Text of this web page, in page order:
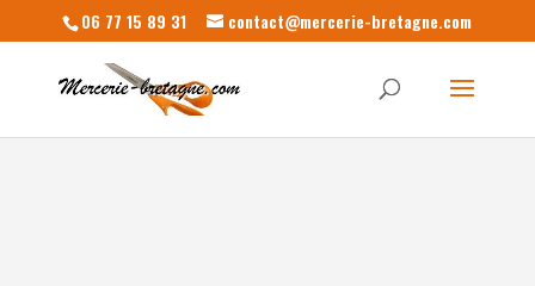
06 77 15 89 31 contact@mercerie-bretagne.com